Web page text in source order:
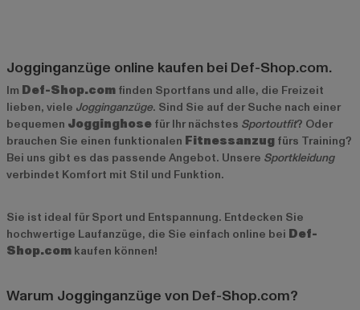
Jogginganzüge online kaufen bei Def-Shop.com.
Im Def-Shop.com finden Sportfans und alle, die Freizeit
lieben, viele Jogginganzüge. Sind Sie auf der Suche nach einer
bequemen Jogginghose für Ihr nächstes Sportoutfit? Oder
brauchen Sie einen funktionalen Fitnessanzug fürs Training?
Bei uns gibt es das passende Angebot. Unsere Sportkleidung
verbindet Komfort mit Stil und Funktion.
Sie ist ideal für Sport und Entspannung. Entdecken Sie
hochwertige Laufanzüge, die Sie einfach online bei Def-
Shop.com kaufen können!
Warum Jogginganzüge von Def-Shop.com?